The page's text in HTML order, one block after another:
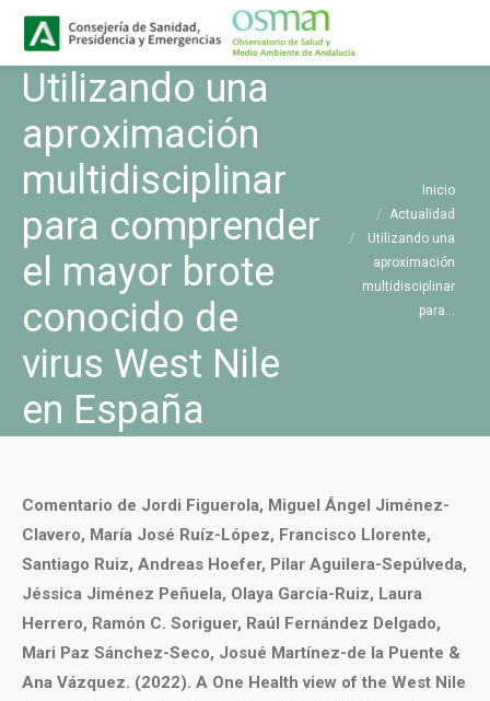
Utilizando una
aproximación
multidisciplinar
para comprender
el mayor brote
conocido de
virus West Nile
en España
Inicio
Actualidad
Utilizando una
aproximación
multidisciplinar
para…
Comentario de Jordi Figuerola, Miguel Ángel Jiménez-
Clavero, María José Ruíz-López, Francisco Llorente,
Santiago Ruiz, Andreas Hoefer, Pilar Aguilera-Sepúlveda,
Jéssica Jiménez Peñuela, Olaya García-Ruiz, Laura
Herrero, Ramón C. Soriguer, Raúl Fernández Delgado,
Mari Paz Sánchez-Seco, Josué Martínez-de la Puente &
Ana Vázquez. (2022). A One Health view of the West Nile